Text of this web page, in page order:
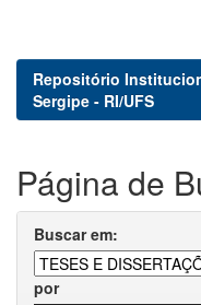
Repositório
Sergipe - RI/UFS
Página de
Buscar em:
por